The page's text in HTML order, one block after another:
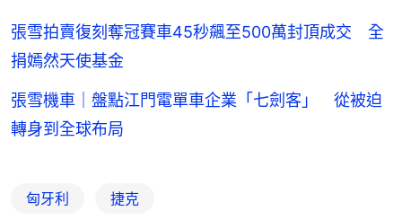
張雪拍賣復刻奪冠賽車45秒飆至500萬封頂成交 全
捐嫣然天使基金
張雪機車｜盤點江門電單車企業「七劍客」 從被迫
轉身到全球布局
匈牙利 捷克